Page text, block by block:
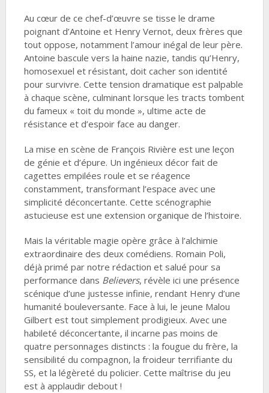
Au cœur de ce chef-d’œuvre se tisse le drame
poignant d’Antoine et Henry Vernot, deux frères que
tout oppose, notamment l’amour inégal de leur père.
Antoine bascule vers la haine nazie, tandis qu’Henry,
homosexuel et résistant, doit cacher son identité
pour survivre. Cette tension dramatique est palpable
à chaque scène, culminant lorsque les tracts tombent
du fameux « toit du monde », ultime acte de
résistance et d’espoir face au danger.
La mise en scène de François Rivière est une leçon
de génie et d’épure. Un ingénieux décor fait de
cagettes empilées roule et se réagence
constamment, transformant l’espace avec une
simplicité déconcertante. Cette scénographie
astucieuse est une extension organique de l’histoire.
Mais la véritable magie opère grâce à l’alchimie
extraordinaire des deux comédiens. Romain Poli,
déjà primé par notre rédaction et salué pour sa
performance dans Believers, révèle ici une présence
scénique d’une justesse infinie, rendant Henry d’une
humanité bouleversante. Face à lui, le jeune Malou
Gilbert est tout simplement prodigieux. Avec une
habileté déconcertante, il incarne pas moins de
quatre personnages distincts : la fougue du frère, la
sensibilité du compagnon, la froideur terrifiante du
SS, et la légèreté du policier. Cette maîtrise du jeu
est à applaudir debout !